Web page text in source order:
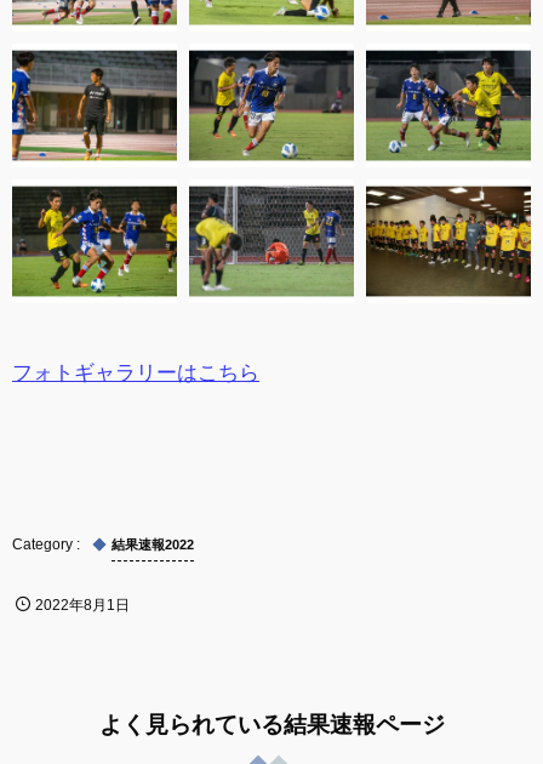
フォトギャラリーはこちら
結果速報2022
2022年8月1日
よく見られている結果速報ページ